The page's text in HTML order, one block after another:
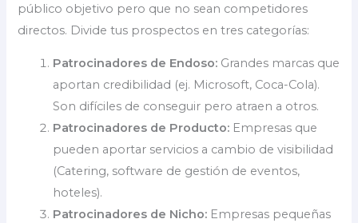
público objetivo pero que no sean competidores
directos. Divide tus prospectos en tres categorías:
Patrocinadores de Endoso: Grandes marcas que
aportan credibilidad (ej. Microsoft, Coca-Cola).
Son difíciles de conseguir pero atraen a otros.
Patrocinadores de Producto: Empresas que
pueden aportar servicios a cambio de visibilidad
(Catering, software de gestión de eventos,
hoteles).
Patrocinadores de Nicho: Empresas pequeñas